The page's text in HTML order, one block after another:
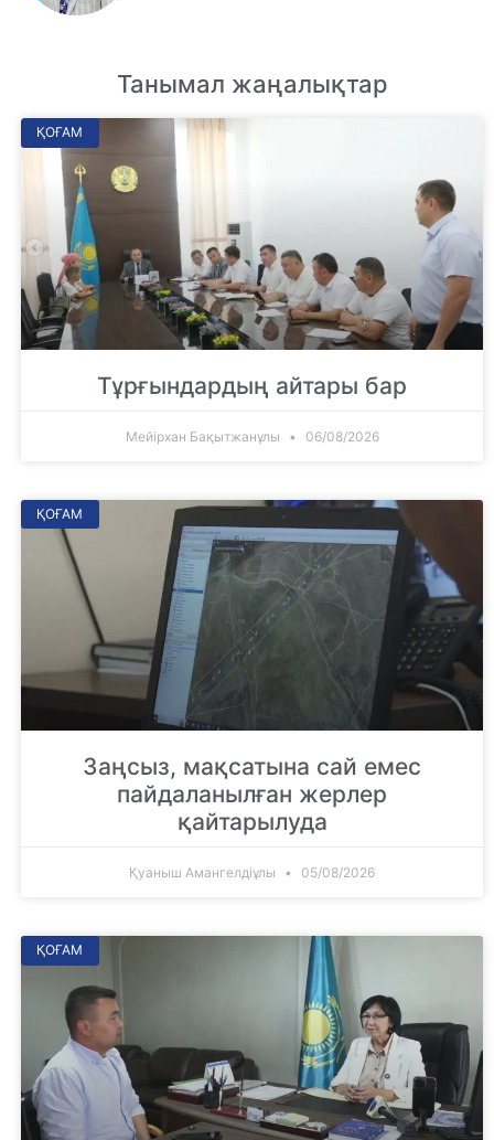
Танымал жаңалықтар
ҚОҒАМ
Тұрғындардың айтары бар
Мейірхан Бақытжанұлы 06/08/2026
ҚОҒАМ
Заңсыз, мақсатына сай емес
пайдаланылған жерлер
қайтарылуда
Қуаныш Амангелдіұлы 05/08/2026
ҚОҒАМ